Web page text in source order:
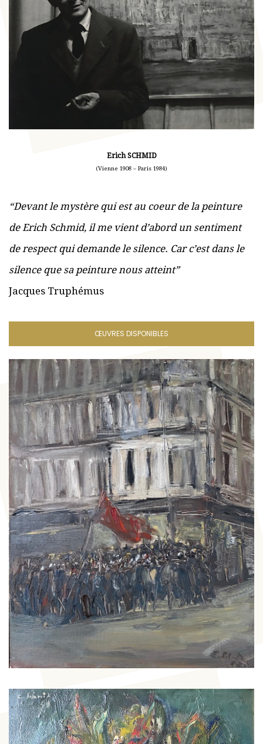
Erich SCHMID
(Vienne 1908 – Paris 1984)
“Devant le mystère qui est au coeur de la peinture
de Erich Schmid, il me vient d’abord un sentiment
de respect qui demande le silence. Car c’est dans le
silence que sa peinture nous atteint”
Jacques Truphémus
ŒUVRES DISPONIBLES